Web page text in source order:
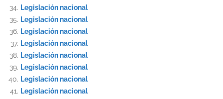
Legislación nacional
Legislación nacional
Legislación nacional
Legislación nacional
Legislación nacional
Legislación nacional
Legislación nacional
Legislación nacional